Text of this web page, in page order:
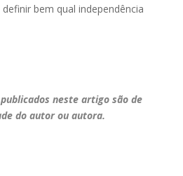
bem qual independência
neste artigo são de
do autor ou autora.